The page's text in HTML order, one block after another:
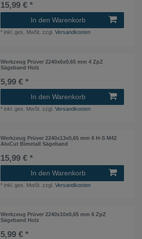
15,99 € *
In den Warenkorb
* inkl. ges. MwSt. zzgl.Versandkosten
Werkzeug Prüver 2240x6x0,65 mm 4 ZpZ
Sägeband Holz
5,99 € *
In den Warenkorb
* inkl. ges. MwSt. zzgl.Versandkosten
Werkzeug Prüver 2240x13x0,65 mm 6 H-S M42
AluCut Bimetall Sägeband
15,99 € *
In den Warenkorb
* inkl. ges. MwSt. zzgl.Versandkosten
Werkzeug Prüver 2240x10x0,65 mm 6 ZpZ
Sägeband Holz
5,99 € *